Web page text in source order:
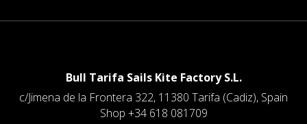
Bull Tarifa Sails Kite Factory S.L.
c/Jimena de la Frontera 322, 11380 Tarifa (Cadiz), Spain
Shop +34 618 081709